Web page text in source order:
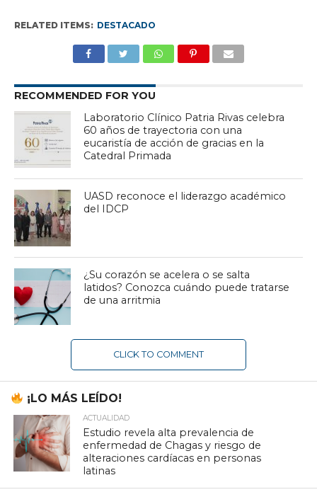
RELATED ITEMS: DESTACADO
RECOMMENDED FOR YOU
Laboratorio Clínico Patria Rivas celebra
60 años de trayectoria con una
eucaristía de acción de gracias en la
Catedral Primada
UASD reconoce el liderazgo académico
del IDCP
¿Su corazón se acelera o se salta
latidos? Conozca cuándo puede tratarse
de una arritmia
CLICK TO COMMENT
¡LO MÁS LEÍDO!
ACTUALIDAD
Estudio revela alta prevalencia de
enfermedad de Chagas y riesgo de
alteraciones cardíacas en personas
latinas